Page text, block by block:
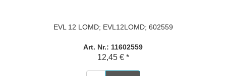
EVL 12 LOMD; EVL12LOMD; 602559
Art. Nr.: 11602559
12,45 € *